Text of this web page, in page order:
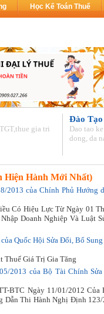
Học Kế Toán Thuế
gia tri
Đào
Dao tao
dong, da
Hiện Hành Mới Nhất)
2013 của Chính Phủ Hướng
Có Hiệu Lực Từ Ngày 01
Doanh Nghiệp Và Luật
Quốc Hội Sửa Đổi, Bổ
Thuế Giá Trị Gia Tăng
2013 của Bộ Tài Chính
BTC Ngày 11/01/2012
Dẫn Thi Hành Nghị Định